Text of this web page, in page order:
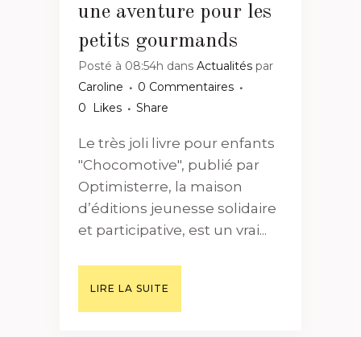
une aventure pour les
petits gourmands
Posté à 08:54h dans Actualités par
Caroline
0 Commentaires
0
Likes Share
Le très joli livre pour enfants
"Chocomotive", publié par
Optimisterre, la maison
d’éditions jeunesse solidaire
et participative, est un vrai...
LIRE LA SUITE